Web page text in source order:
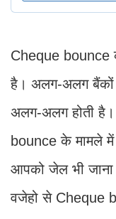
Cheque bounce
है। अलग-अलग बैंकों
अलग-अलग होती है।
bounce के मामले
आपको जेल भी
वजेहो से Cheque